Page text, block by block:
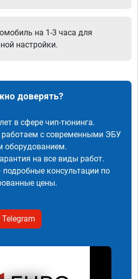
на 1-3 часа для
настройки.
доверять?
в сфере чип-тюнинга.
работаем с современными ЭБУ
оборудованием.
на все виды работ.
консультации по
цены.
Telegram